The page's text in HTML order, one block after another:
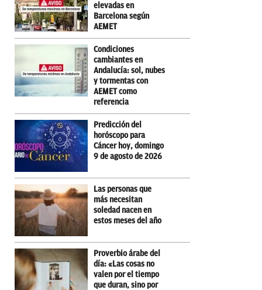
elevadas en
Barcelona según
AEMET
Condiciones
cambiantes en
Andalucía: sol, nubes
y tormentas con
AEMET como
referencia
Predicción del
horóscopo para
Cáncer hoy, domingo
9 de agosto de 2026
Las personas que
más necesitan
soledad nacen en
estos meses del año
Proverbio árabe del
día: «Las cosas no
valen por el tiempo
que duran, sino por